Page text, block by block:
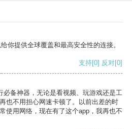
你提供全球覆盖和最高安全性的连接。
支持[0] 反对[0]
必备神器，无论是看视频、玩游戏还是工
也不用担心网速卡顿了。以前出差的时
使用网络，现在有了这个app，我再也不